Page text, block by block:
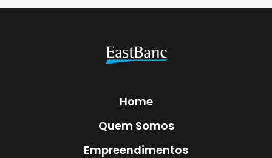
Home
Quem Somos
Empreendimentos